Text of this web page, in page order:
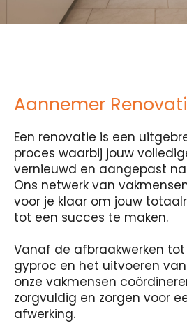
Aannemer
Een renovatie is een
proces waarbij jouw
vernieuwd en aangepast
Ons netwerk van
voor je klaar om jouw
tot een succes te maken.
Vanaf de afbraakwerken
gyproc en het uitvoeren
onze vakmensen
zorgvuldig en zorgen voor
afwerking.